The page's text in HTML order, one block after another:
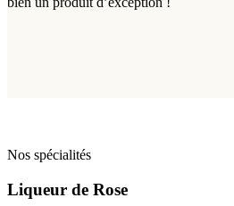
Nos spécialités
Liqueur de Rose